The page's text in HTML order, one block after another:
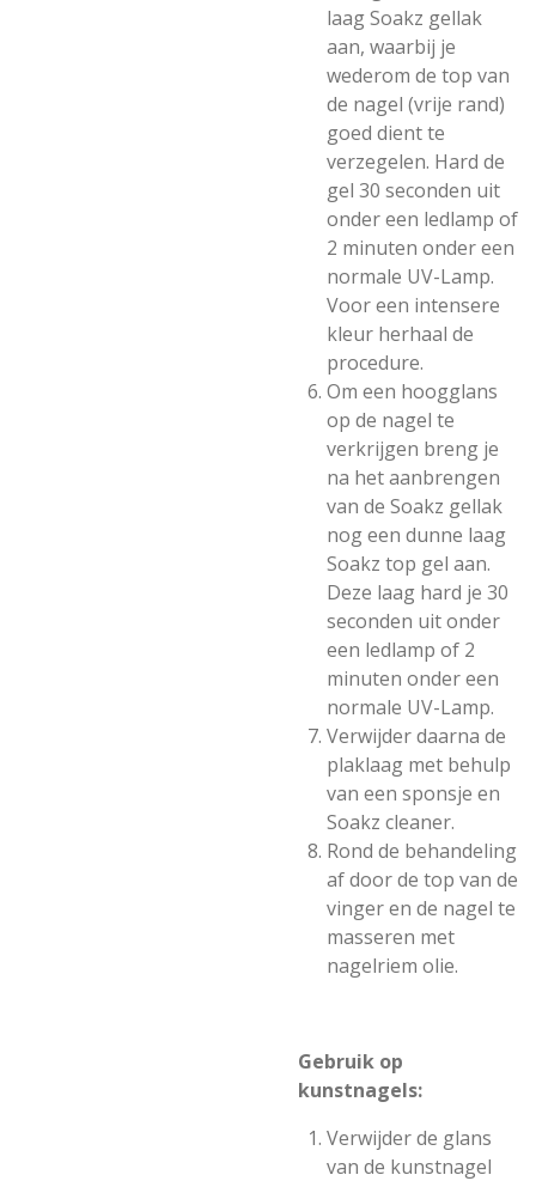
laag Soakz gellak
aan, waarbij je
wederom de top van
de nagel (vrije rand)
goed dient te
verzegelen. Hard de
gel 30 seconden uit
onder een ledlamp of
2 minuten onder een
normale UV-Lamp.
Voor een intensere
kleur herhaal de
procedure.
Om een hoogglans
op de nagel te
verkrijgen breng je
na het aanbrengen
van de Soakz gellak
nog een dunne laag
Soakz top gel aan.
Deze laag hard je 30
seconden uit onder
een ledlamp of 2
minuten onder een
normale UV-Lamp.
Verwijder daarna de
plaklaag met behulp
van een sponsje en
Soakz cleaner.
Rond de behandeling
af door de top van de
vinger en de nagel te
masseren met
nagelriem olie.
Gebruik op
kunstnagels:
Verwijder de glans
van de kunstnagel